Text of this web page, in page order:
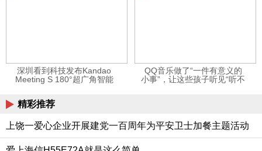
深圳看到科技发布Kandao
Meeting S 180°超广角智能
QQ音乐做了“一件有意义的
小事”，让这些孩子听见“听不
精彩推荐
上饶一爱心企业开展建党一百周年为平安卫士加餐主题活动